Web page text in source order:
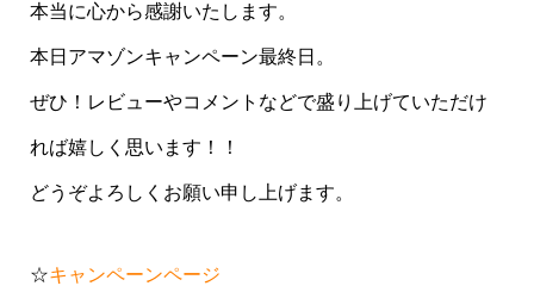
本当に心から感謝いたします。
本日アマゾンキャンペーン最終日。
ぜひ！レビューやコメントなどで盛り上げていただけ
れば嬉しく思います！！
どうぞよろしくお願い申し上げます。
☆キャンペーンページ